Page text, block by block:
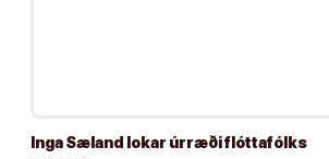
Inga Sæland lokar úrræði flóttafólks